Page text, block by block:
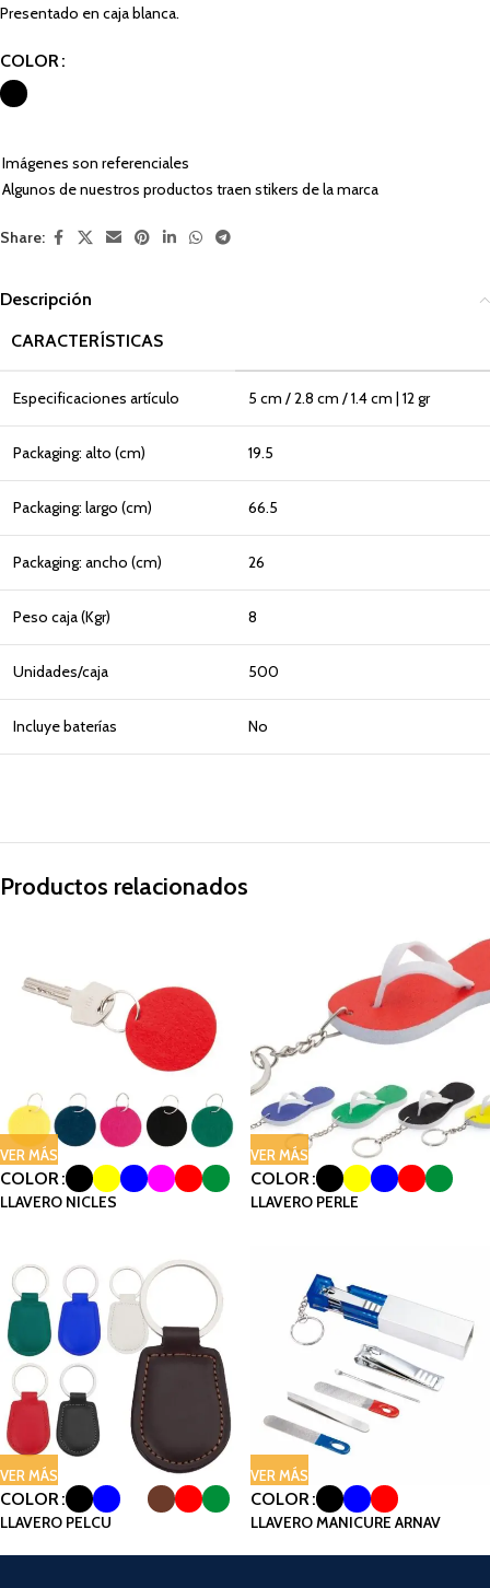
Presentado en caja blanca.
COLOR
Imágenes son referenciales
Algunos de nuestros productos traen stikers de la marca
Share:
Descripción
CARACTERÍSTICAS
Especificaciones artículo 5 cm / 2.8 cm / 1.4 cm | 12 gr
Packaging: alto (cm) 19.5
Packaging: largo (cm) 66.5
Packaging: ancho (cm) 26
Peso caja (Kgr) 8
Unidades/caja 500
Incluye baterías No
Productos relacionados
VER MÁS
COLOR
LLAVERO NICLES
VER MÁS
COLOR
LLAVERO PERLE
VER MÁS
COLOR
LLAVERO PELCU
VER MÁS
COLOR
LLAVERO MANICURE ARNAV